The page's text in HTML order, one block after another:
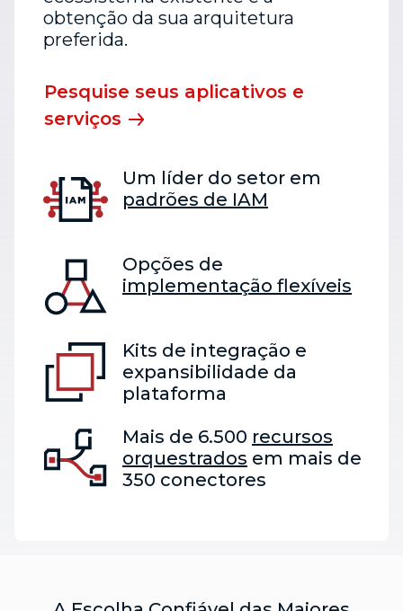
obtenção da sua arquitetura
preferida.
Pesquise seus aplicativos e
serviços
Um líder do setor em
padrões de IAM
Opções de
implementação flexíveis
Kits de integração e
expansibilidade da
plataforma
Mais de 6.500 recursos
orquestrados em mais de
350 conectores